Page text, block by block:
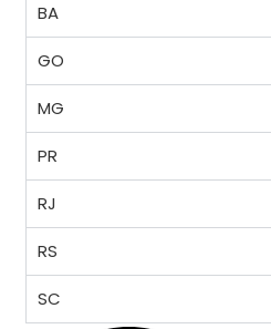
BA
GO
MG
PR
RJ
RS
SC